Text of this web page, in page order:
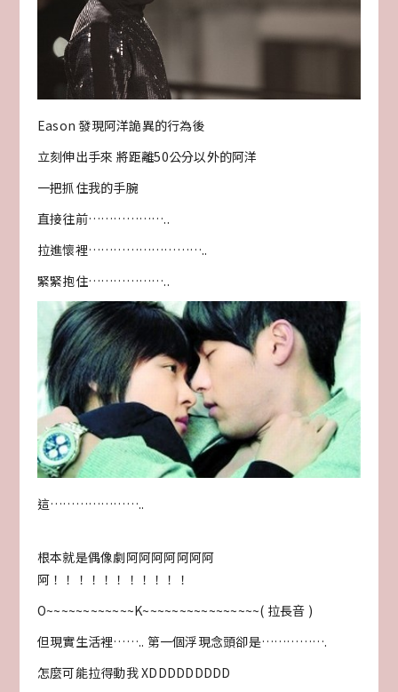
Eason 發現阿洋詭異的行為後
立刻伸出手來 將距離50公分以外的阿洋
一把抓住我的手腕
直接往前………………..
拉進懷裡………………………..
緊緊抱住………………..
這…………………..
根本就是偶像劇阿阿阿阿阿阿阿
阿！！！！！！！！！！！
O~~~~~~~~~~~~K~~~~~~~~~~~~~~~~( 拉長音 )
但現實生活裡…….. 第一個浮現念頭卻是…………….
怎麼可能拉得動我 XDDDDDDDDD